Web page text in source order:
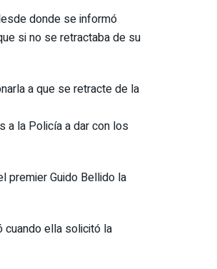
donde se informó
si no se retractaba de su
a que se retracte de la
a la Policía a dar con los
premier Guido Bellido la
cuando ella solicitó la